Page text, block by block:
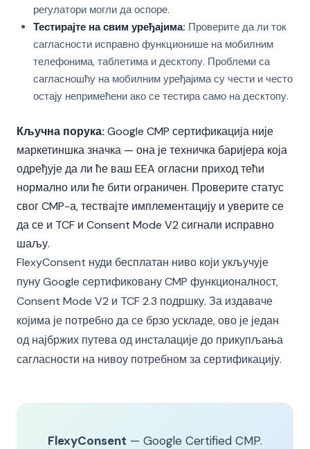
регулатори могли да оспоре.
Тестирајте на свим уређајима: Проверите да ли ток
сагласности исправно функционише на мобилним
телефонима, таблетима и десктопу. Проблеми са
сагласношћу на мобилним уређајима су чести и често
остају непримећени ако се тестира само на десктопу.
Кључна порука: Google CMP сертификација није
маркетиншка значка — она је техничка баријера која
одређује да ли ће ваш EEA огласни приход тећи
нормално или ће бити ограничен. Проверите статус
свог CMP-а, тествајте имплементацију и уверите се
да се и TCF и Consent Mode V2 сигнали исправно
шаљу.
FlexyConsent нуди бесплатан ниво који укључује
пуну Google сертификовану CMP функционалност,
Consent Mode V2 и TCF 2.3 подршку. За издаваче
којима је потребно да се брзо ускладе, ово је један
од најбржих путева од инсталације до прикупљања
сагласности на нивоу потребном за сертификацију.
FlexyConsent — Google Certified CMP.